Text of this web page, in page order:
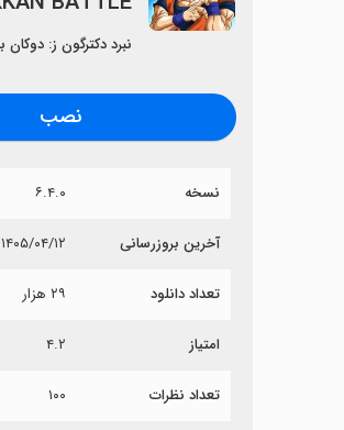
نبرد دکترگون ز: دوکان
نصب
نسخه ۶.۴.۰
آخرین بروزرسانی ۱۴۰۵/۰۴/۱۲
تعداد دانلود ۲۹ هزار
امتیاز ۴.۲
تعداد نظرات ۱۰۰